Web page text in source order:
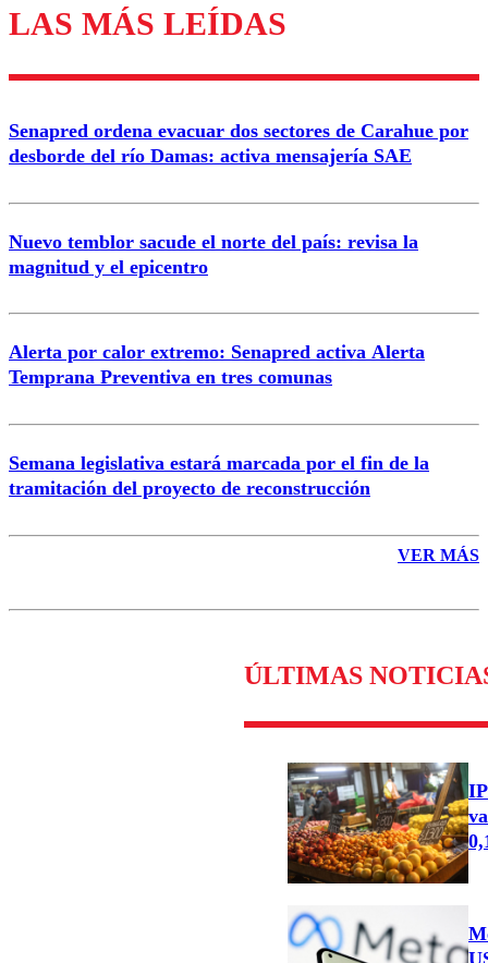
Los comentarios son moderados para garantizar un
diálogo respetuoso.
Correo
LAS MÁS LEÍDAS
Senapred ordena evacuar dos sectores de Carahue por
desborde del río Damas: activa mensajería SAE
Nuevo temblor sacude el norte del país: revisa la
magnitud y el epicentro
Alerta por calor extremo: Senapred activa Alerta
Temprana Preventiva en tres comunas
Semana legislativa estará marcada por el fin de la
tramitación del proyecto de reconstrucción
VER MÁS
ÚLTIMAS